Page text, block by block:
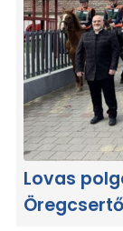
Lovas